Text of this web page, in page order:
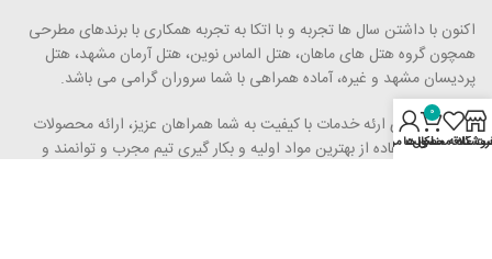
اکنون با داشتن سال ها تجربه و با اتکا به تجربه همکاری با برندهای مطرحی
همچون گروه هتل­ های ماهان، هتل الماس نوین، هتل آرمان مشهد، هتل
پردیسان مشهد و غیره، آماده همراهی با شما سروران گرامی می ­باشد.
رویکرد ما برای ارئه خدمات با کیفیت به شما همراهان عزیز، ارائه محصولات
مرغوب با استفاده از بهترین مواد اولیه و بکار گیری تیم مجرب و توانمند و
علاقه مندی ها
0
محصولاکانت من